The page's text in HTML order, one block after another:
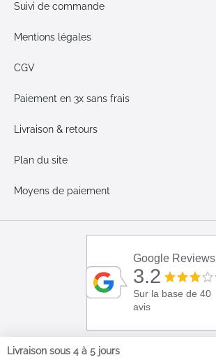
Livraison sous 4 à 5 jours
Suivi de commande
Mentions légales
CGV
Paiement en 3x sans frais
Livraison & retours
Plan du site
Moyens de paiement
Google Reviews
3.2
Sur la base de 40
avis